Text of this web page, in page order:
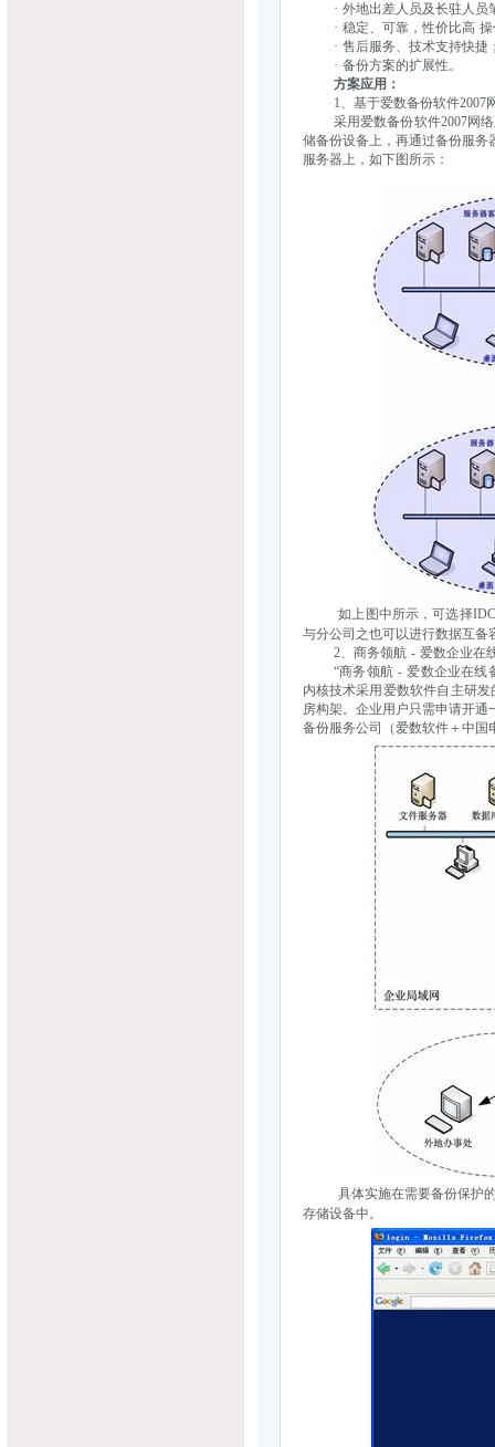
· 外地出差人员及长驻人员
· 稳定、可靠，性价比高 操
· 售后服务、技术支持快捷
· 备份方案的扩展性。
方案应用：
1、基于爱数备份软件2007
采用爱数备份软件2007网络
储备份设备上，再通过备份服
服务器上，如下图所示：
如上图中所示，可选择
与分公司之也可以进行数据互备
2、商务领航 - 爱数企业在线
“商务领航 - 爱数企业在线备
内核技术采用爱数软件自主研
房构架。企业用户只需申请开
备份服务公司（爱数软件＋中国
具体实施在需要备份保护
存储设备中。